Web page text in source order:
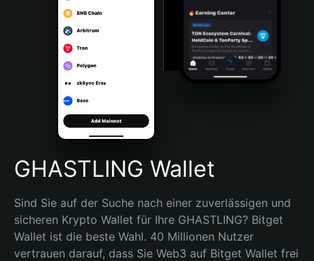
Português (Portugal)
Bahasa Indonesia
Português (Brasil)
Español (Argentina)
GHASTLING Wallet
Sind Sie auf der Suche nach einer zuverlässigen und
sicheren Krypto Wallet für Ihre GHASTLING? Bitget
Wallet ist die beste Wahl. 40 Millionen Nutzer
vertrauen darauf, dass Sie Web3 auf Bitget Wallet frei